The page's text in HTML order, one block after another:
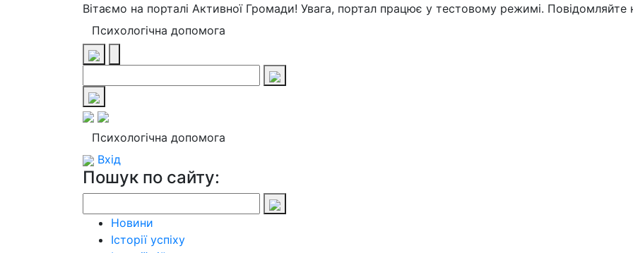
Вітаємо на порталі Активної Громади! Увага, портал працює у тестовому режимі. Повідомляйте
Психологічна допомога
Психологічна допомога
Вхід
Пошук по сайту:
Новини
Історії успіху